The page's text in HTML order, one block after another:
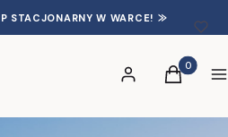
STACJONARNY W WARCE! ⨠
Zaloguj sięProdukty
Koszyk